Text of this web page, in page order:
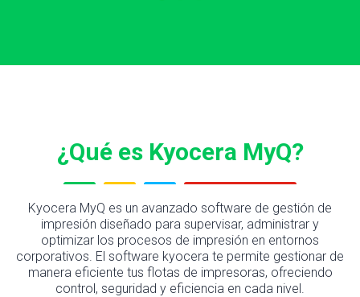
¿Qué es Kyocera MyQ?
Kyocera MyQ es un avanzado software de gestión de
impresión diseñado para supervisar, administrar y
optimizar los procesos de impresión en entornos
corporativos. El software kyocera te permite gestionar de
manera eficiente tus flotas de impresoras, ofreciendo
control, seguridad y eficiencia en cada nivel.